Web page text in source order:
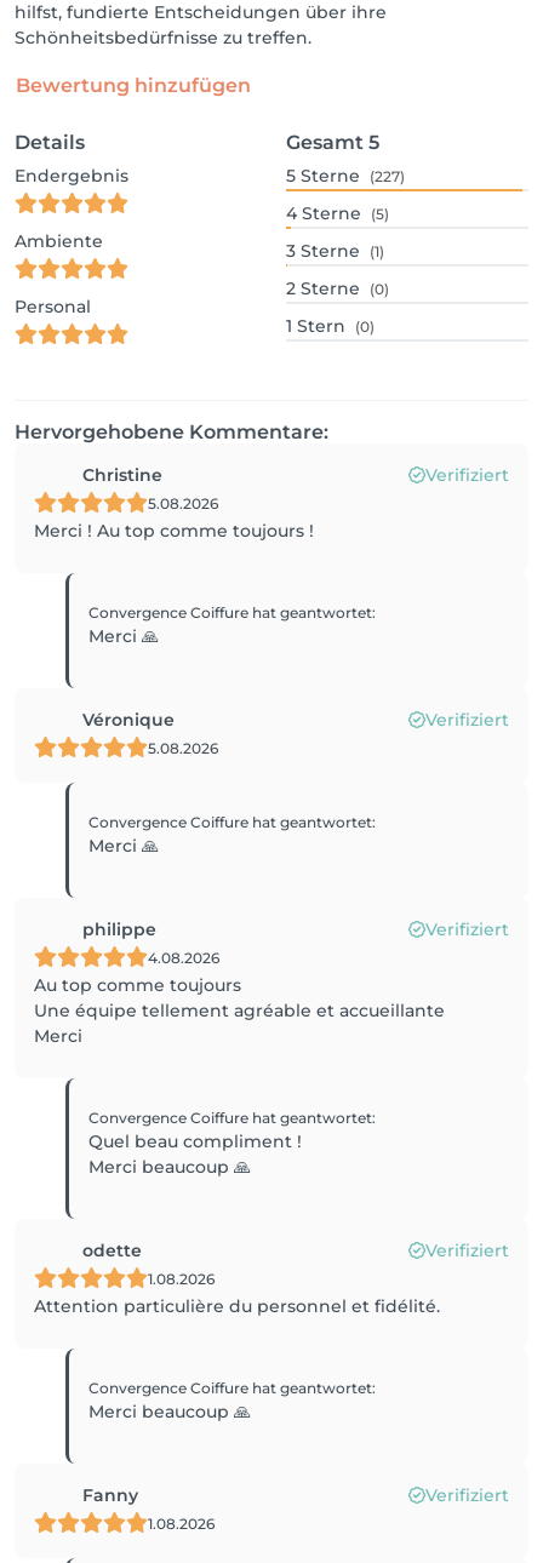
hilfst, fundierte Entscheidungen über ihre
Schönheitsbedürfnisse zu treffen.
Bewertung hinzufügen
Details
Endergebnis
Ambiente
Personal
Gesamt 5
5 Sterne (227)
4 Sterne (5)
3 Sterne (1)
2 Sterne (0)
1 Stern (0)
Hervorgehobene Kommentare:
Christine Verifiziert
5.08.2026
Merci ! Au top comme toujours !
Convergence Coiffure hat geantwortet:
Merci 🙏
Véronique Verifiziert
5.08.2026
Convergence Coiffure hat geantwortet:
Merci 🙏
philippe Verifiziert
4.08.2026
Au top comme toujours
Une équipe tellement agréable et accueillante
Merci
Convergence Coiffure hat geantwortet:
Quel beau compliment !
Merci beaucoup 🙏
odette Verifiziert
1.08.2026
Attention particulière du personnel et fidélité.
Convergence Coiffure hat geantwortet:
Merci beaucoup 🙏
Fanny Verifiziert
1.08.2026